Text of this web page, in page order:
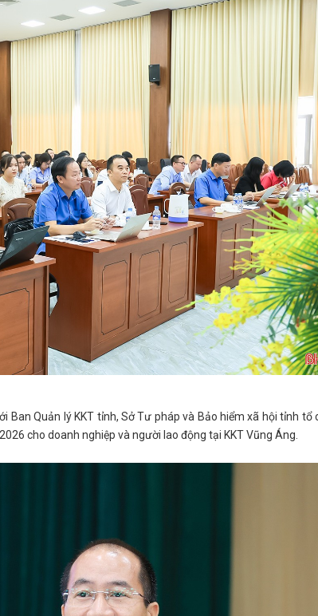
Ban Quản lý KKT tỉnh, Sở Tư pháp và Bảo hiểm xã hội tỉnh tổ
cho doanh nghiệp và người lao động tại KKT Vũng Áng.